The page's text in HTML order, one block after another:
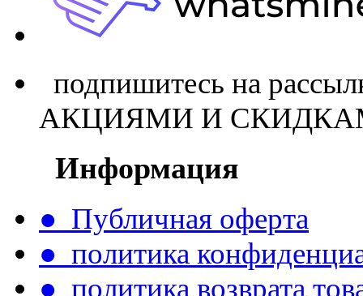
подпишитесь на
АКЦИЯМИ И
Информация
● Публичная оферта
● политика
● политика возврата